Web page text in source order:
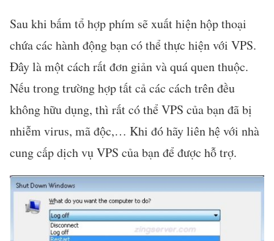
Sau khi bấm tổ hợp phím sẽ xuất hiện hộp thoại
chứa các hành động bạn có thể thực hiện với VPS.
Đây là một cách rất đơn giản và quá quen thuộc.
Nếu trong trường hợp tất cả các cách trên đều
không hữu dụng, thì rất có thể VPS của bạn đã bị
nhiễm virus, mã độc,… Khi đó hãy liên hệ với nhà
cung cấp dịch vụ VPS của bạn để được hỗ trợ.